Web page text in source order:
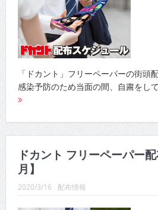
CINEMA×STYLE 286号
CINEMA×STYLE 285号
「ドカント」フリーペーパーの街頭
感染予防のため当面の間、自粛をし
ドカント フリーペーパー
月】
2020/3/16 配布情報